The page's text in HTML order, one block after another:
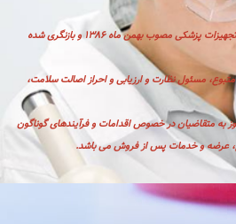
ارز مصوب ۱۳۹۲ و بر اساس آیین نامه تجهیزات پزشکی مصوب بهمن ماه ۱۳۸۶ و بازنگری شده
مسئول نظارت و ارزیابی و احراز اصالت سلامت،
به متقاضیان در خصوص اقدامات و فرآیندهای گوناگون
عرضه و خدمات پس از فروش می باشد.